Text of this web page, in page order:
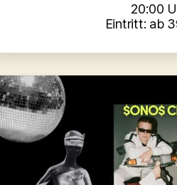
20:00
Eintritt: ab